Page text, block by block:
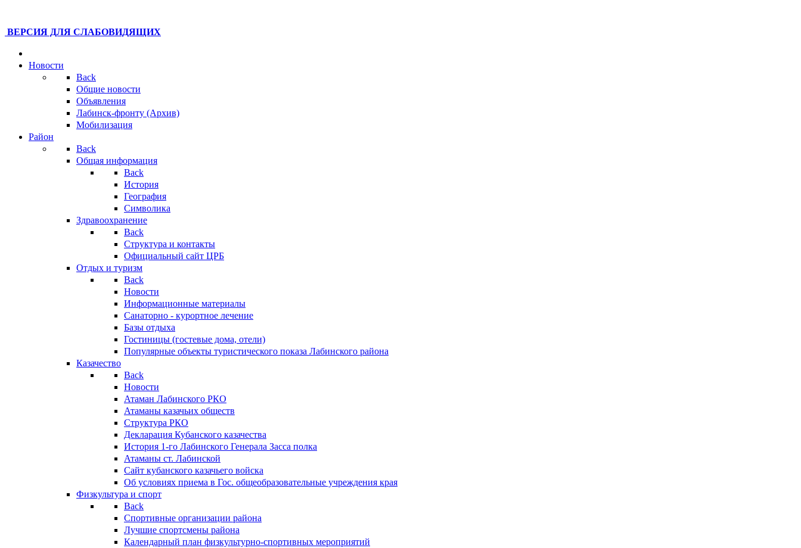
ВЕРСИЯ ДЛЯ СЛАБОВИДЯЩИХ
Новости
Back
Общие новости
Объявления
Лабинск-фронту (Архив)
Мобилизация
Район
Back
Общая информация
Back
История
География
Символика
Здравоохранение
Back
Структура и контакты
Официальный сайт ЦРБ
Отдых и туризм
Back
Новости
Информационные материалы
Санаторно - курортное лечение
Базы отдыха
Гостиницы (гостевые дома, отели)
Популярные объекты туристического показа Лабинского района
Казачество
Back
Новости
Атаман Лабинского РКО
Атаманы казачьих обществ
Структура РКО
Декларация Кубанского казачества
История 1-го Лабинского Генерала Засса полка
Атаманы ст. Лабинской
Cайт кубанского казачьего войска
Об условиях приема в Гос. общеобразовательные учреждения края
Физкультура и спорт
Back
Спортивные организации района
Лучшие спортсмены района
Календарный план физкультурно-спортивных мероприятий